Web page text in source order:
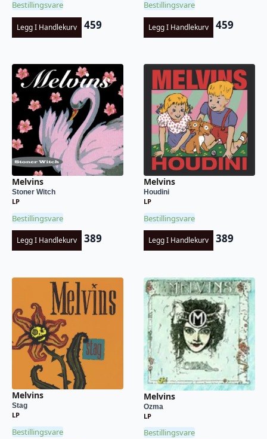
Bestillingsvare
Legg I Handlekurv 459
Bestillingsvare
Legg I Handlekurv 459
Melvins
Stoner Witch
LP
Bestillingsvare
Legg I Handlekurv 389
Melvins
Houdini
LP
Bestillingsvare
Legg I Handlekurv 389
Melvins
Stag
LP
Bestillingsvare
Melvins
Ozma
LP
Bestillingsvare